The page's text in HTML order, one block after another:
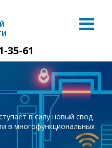
35-61
в силу новый свод
в многофункциональных